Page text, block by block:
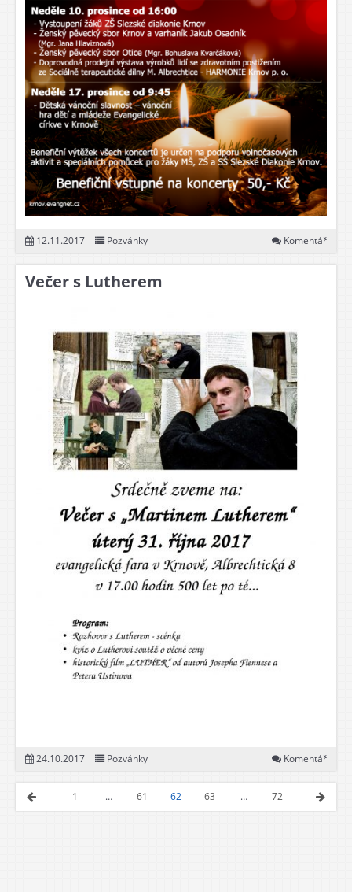
12.11.2017 Pozvánky Komentář
Večer s Lutherem
24.10.2017 Pozvánky Komentář
1 … 61 62 63 … 72